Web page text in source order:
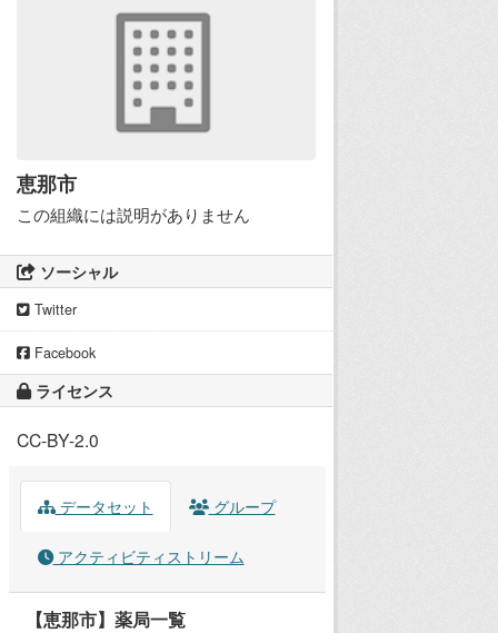
恵那市
この組織には説明がありません
ソーシャル
Twitter
Facebook
ライセンス
CC-BY-2.0
データセット グループ
アクティビティストリーム
【恵那市】薬局一覧